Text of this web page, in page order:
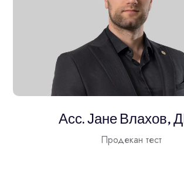
Асс. Јане Влахов,
Продекан тест